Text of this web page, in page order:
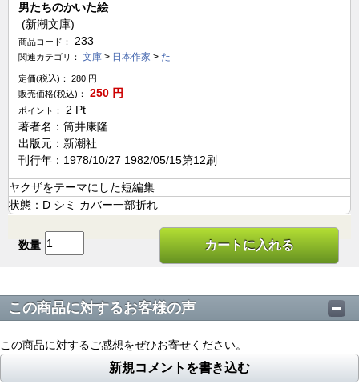
男たちのかいた絵
(新潮文庫)
商品コード： 233
関連カテゴリ： 文庫 > 日本作家 > た
定価(税込)： 280 円
販売価格(税込)：
250 円
ポイント： 2 Pt
著者名：筒井康隆
出版元：新潮社
刊行年：1978/10/27 1982/05/15第12刷
ヤクザをテーマにした短編集
状態：D シミ カバー一部折れ
数量 カートに入れる
この商品に対するお客様の声
この商品に対するご感想をぜひお寄せください。
新規コメントを書き込む